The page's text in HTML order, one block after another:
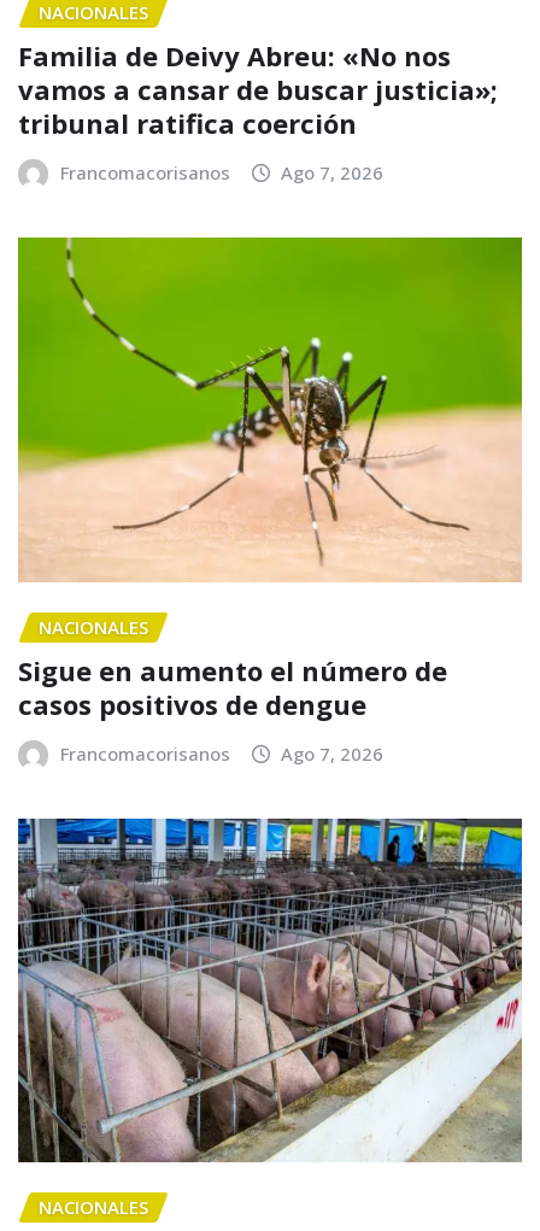
NACIONALES
Familia de Deivy Abreu: «No nos
vamos a cansar de buscar justicia»;
tribunal ratifica coerción
Francomacorisanos Ago 7, 2026
NACIONALES
Sigue en aumento el número de
casos positivos de dengue
Francomacorisanos Ago 7, 2026
NACIONALES